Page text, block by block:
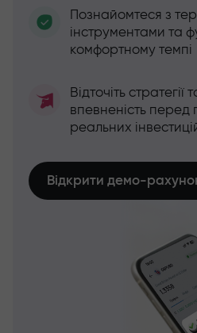
Познайомтеся з
інструментами та
комфортному темпі
Відточіть
впевненість
реальних
Відкрити демо-